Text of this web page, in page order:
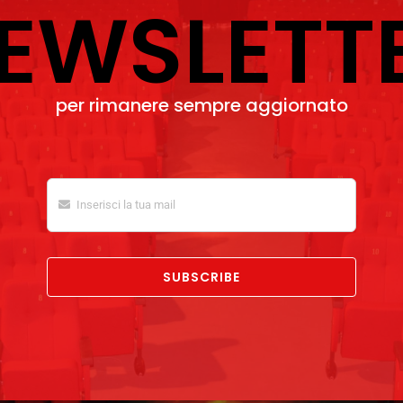
per rimanere sempre aggiornato
SUBSCRIBE